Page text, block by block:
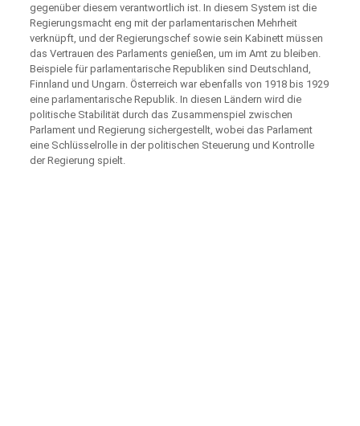
gegenüber diesem verantwortlich ist. In diesem System ist die
Regierungsmacht eng mit der parlamentarischen Mehrheit
verknüpft, und der Regierungschef sowie sein Kabinett müssen
das Vertrauen des Parlaments genießen, um im Amt zu bleiben.
Beispiele für parlamentarische Republiken sind Deutschland,
Finnland und Ungarn. Österreich war ebenfalls von 1918 bis 1929
eine parlamentarische Republik. In diesen Ländern wird die
politische Stabilität durch das Zusammenspiel zwischen
Parlament und Regierung sichergestellt, wobei das Parlament
eine Schlüsselrolle in der politischen Steuerung und Kontrolle
der Regierung spielt.